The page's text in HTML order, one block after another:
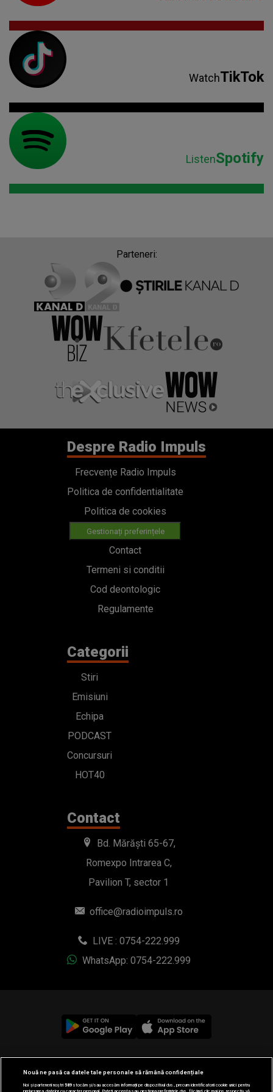
WatchTikTok
ListenSpotify
Parteneri:
Despre Radio Impuls
Frecvențe Radio Impuls
Politica de confidentialitate
Politica de cookies
Gestionați preferințele
Contact
Termeni si conditii
Cod deontologic
Regulamente
Categorii
Stiri
Emisiuni
Echipa
PODCAST
Concursuri
HOT40
Contact
Bd. Mărăști 65-67,
Romexpo Intrarea C,
Pavilion T, sector 1
office@radioimpuls.ro
LIVE : 0754-222.999
WhatsApp: 0754-222.999
© 2019-2026 DOGAN MEDIA INTERNATIONAL SA, Toate
drepturile rezervate.
Nouă ne pasă ca datele tale personale să rămână confidențiale
Noi și partenerii noștri589stocăm și/sau accesăm informații pe dispozitivul dvs., precum identificatorii cookie unici pentru
prelucrarea datelor cu caracter personal. Puteți accepta sau gestiona preferințele dvs. făcând clic mai jos, respectiv vă